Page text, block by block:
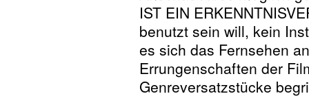
IST EIN
benutzt sein will, kein
es sich das Fernsehen
Errungenschaften der
Genreversatzstücke